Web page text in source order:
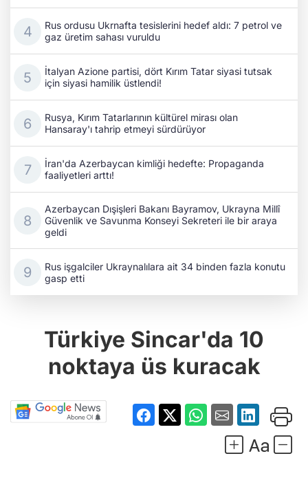
Rus ordusu Ukrnafta tesislerini hedef aldı: 7 petrol ve
gaz üretim sahası vuruldu
İtalyan Azione partisi, dört Kırım Tatar siyasi tutsak
için siyasi hamilik üstlendi!
Rusya, Kırım Tatarlarının kültürel mirası olan
Hansaray'ı tahrip etmeyi sürdürüyor
İran'da Azerbaycan kimliği hedefte: Propaganda
faaliyetleri arttı!
Azerbaycan Dışişleri Bakanı Bayramov, Ukrayna Millî
Güvenlik ve Savunma Konseyi Sekreteri ile bir araya
geldi
Rus işgalciler Ukraynalılara ait 34 binden fazla konutu
gasp etti
Türkiye Sincar'da 10
noktaya üs kuracak